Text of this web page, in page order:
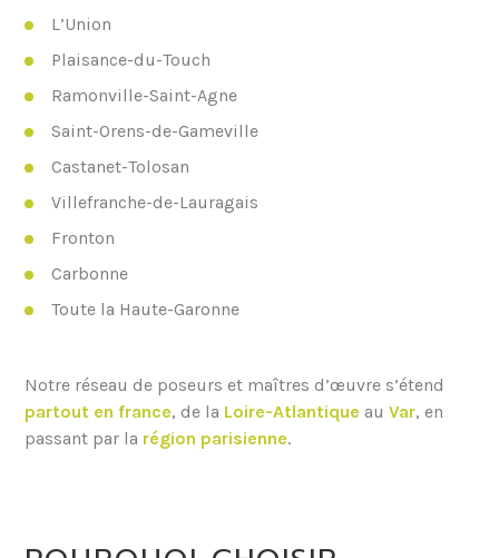
L’Union
Plaisance-du-Touch
Ramonville-Saint-Agne
Saint-Orens-de-Gameville
Castanet-Tolosan
Villefranche-de-Lauragais
Fronton
Carbonne
Toute la Haute-Garonne
Notre réseau de poseurs et maîtres d’œuvre s’étend
partout en france, de la Loire-Atlantique auVar, en
passant par la région parisienne.